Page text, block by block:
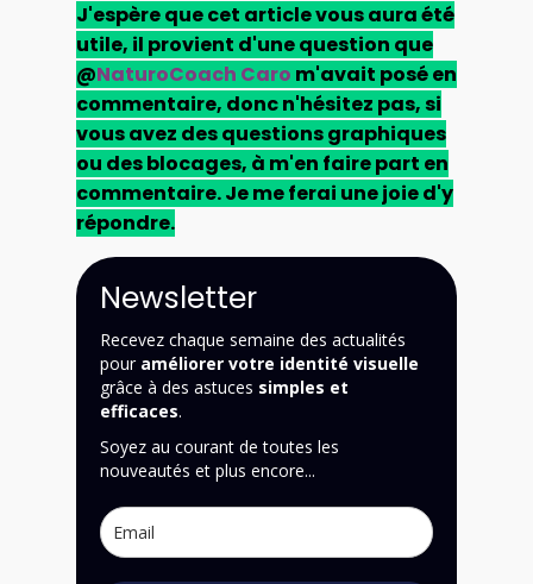
J'espère que cet article vous aura été
utile, il provient d'une question que
@NaturoCoach Caro m'avait posé en
commentaire, donc n'hésitez pas, si
vous avez des questions graphiques
ou des blocages, à m'en faire part en
commentaire. Je me ferai une joie d'y
répondre.
Newsletter
Recevez chaque semaine des actualités
pour améliorer votre identité visuelle
grâce à des astuces simples et
efficaces.
Soyez au courant de toutes les
nouveautés et plus encore...